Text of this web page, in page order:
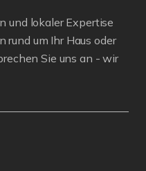
und lokaler Expertise
rund um Ihr Haus oder
Sie uns an - wir